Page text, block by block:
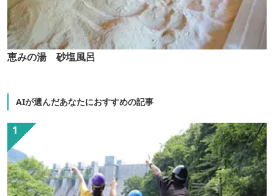
恵みの湯 砂塩風呂
AIが選んだあなたにおすすめの記事